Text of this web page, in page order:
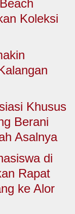
Sorot Nasional
HUKUM & KRIMINAL
TNI & POLRI
Koleksi
Khusus
Berani
Asalnya
di
Rapat
ke Alor